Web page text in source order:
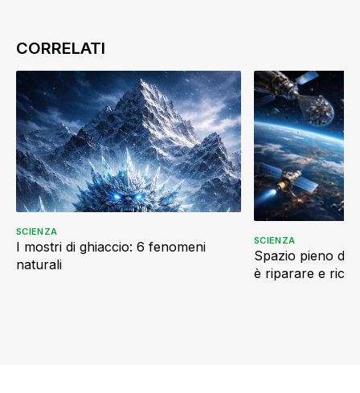
I mostri di ghiaccio: 6 fenomeni
naturali
SCIENZA
Spazio pieno di
è riparare e
SCIENZA